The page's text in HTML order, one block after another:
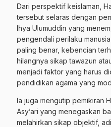
Dari perspektif keislaman,
tersebut selaras dengan
Ihya Ulumuddin yang
pengendali perilaku
paling benar, kebencian
hilangnya sikap tawazun
menjadi faktor yang harus
pendidikan agama yang
Ia juga mengutip pemikiran
Asy’ari yang menegaskan
melahirkan sikap objektif,